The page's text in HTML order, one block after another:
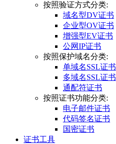
按照验证方式分类:
域名型DV证书
企业型OV证书
增强型EV证书
公网IP证书
按照保护域名分类:
单域名SSL证书
多域名SSL证书
通配符证书
按照证书功能分类:
电子邮件证书
代码签名证书
国密证书
证书工具